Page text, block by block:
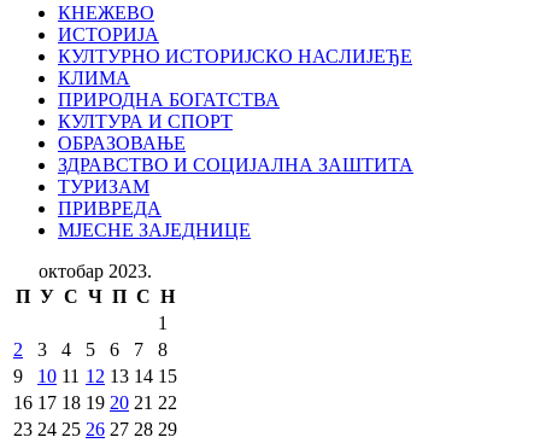
КНЕЖЕВО
ИСТОРИЈА
КУЛТУРНО ИСТОРИЈСКО НАСЛИЈЕЂЕ
КЛИМА
ПРИРОДНА БОГАТСТВА
КУЛТУРА И СПОРТ
ОБРАЗОВАЊЕ
ЗДРАВСТВО И СОЦИЈАЛНА ЗАШТИТА
ТУРИЗАМ
ПРИВРЕДА
МЈЕСНЕ ЗАЈЕДНИЦЕ
октобар 2023.
П У С Ч П С Н
1
2
3 4 5 6 7
8
9
10 11 12 13 14 15
16 17 18 19 20 21 22
23 24 25 26 27 28 29